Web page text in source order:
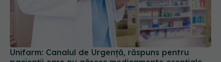
Unifarm: Canalul de Urgență, răspuns pentru